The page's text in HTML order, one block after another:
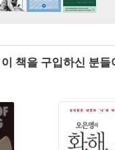
이 책을 구입하신 분